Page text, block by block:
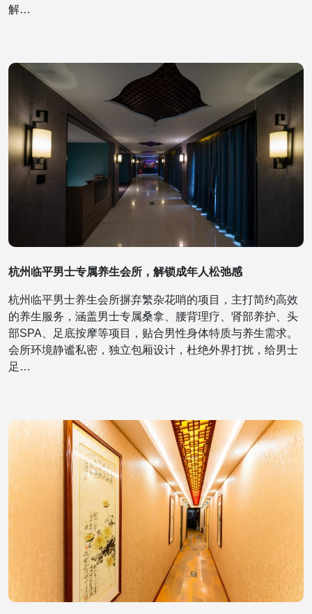
解…
杭州临平男士专属养生会所，解锁成年人松弛感
杭州临平男士养生会所摒弃繁杂花哨的项目，主打简约高效
的养生服务，涵盖男士专属桑拿、腰背理疗、肾部养护、头
部SPA、足底按摩等项目，贴合男性身体特质与养生需求。
会所环境静谧私密，独立包厢设计，杜绝外界打扰，给男士
足…